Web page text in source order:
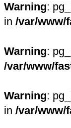
Warning:
in /var/www/
Warning:
/var/www/
Warning:
in /var/www/